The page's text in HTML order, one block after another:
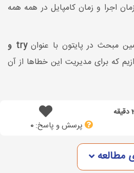
اجرا و زمان کامپایل در همه همه
مبحث در پایتون با عنوان
try و
که برای مدیریت این خطاها از آن
پرسش و پاسخ:0
مطالعه